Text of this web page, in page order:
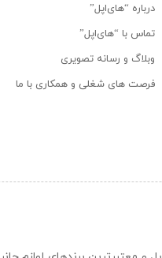
درباره “های‌اپل”
تماس با “های‌اپل”
وبلاگ و رسانه تصویری
فرصت های شغلی و همکاری با ما